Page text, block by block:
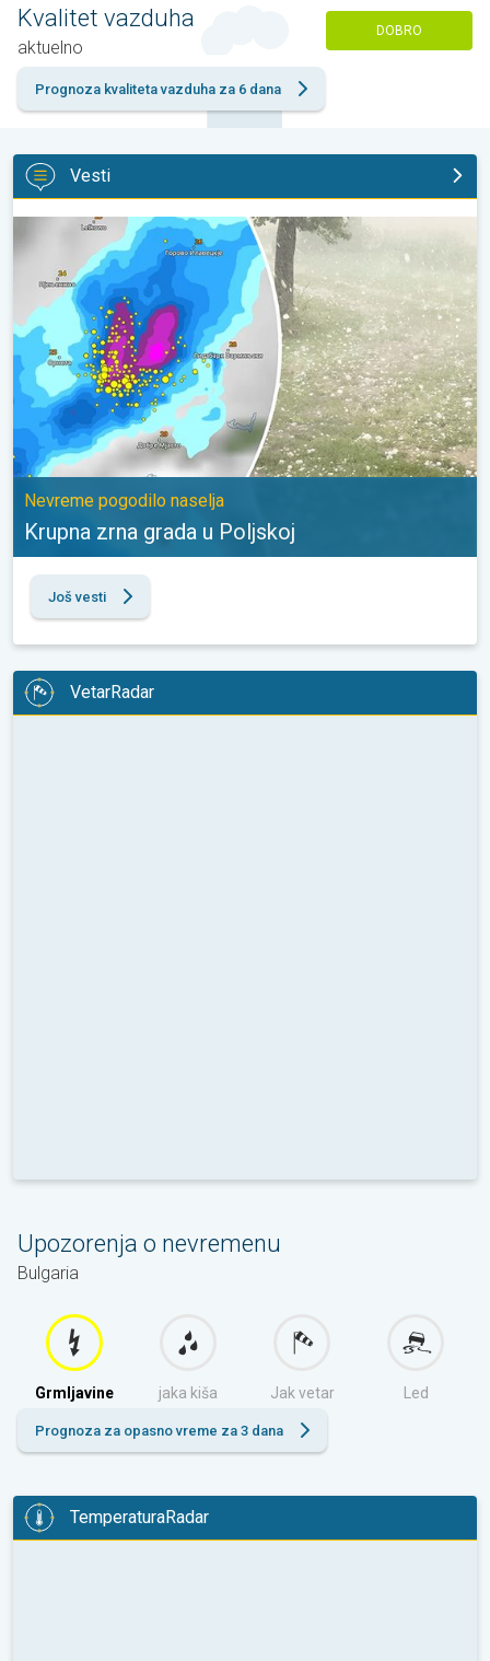
Kvalitet vazduha
aktuelno
DOBRO
Prognoza kvaliteta vazduha za 6 dana
Vesti
Krupna zrna grada u Poljskoj. Nevreme pogodilo naselja. . .
Nevreme pogodilo naselja
Krupna zrna grada u Poljskoj
Još vesti
VetarRadar
Upozorenja o nevremenu
Bulgaria
Grmljavine jaka kiša Jak vetar Led
Prognoza za opasno vreme za 3 dana
TemperaturaRadar